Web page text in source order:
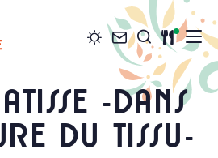
MétéoContact
Je
-Dans
du tissu-